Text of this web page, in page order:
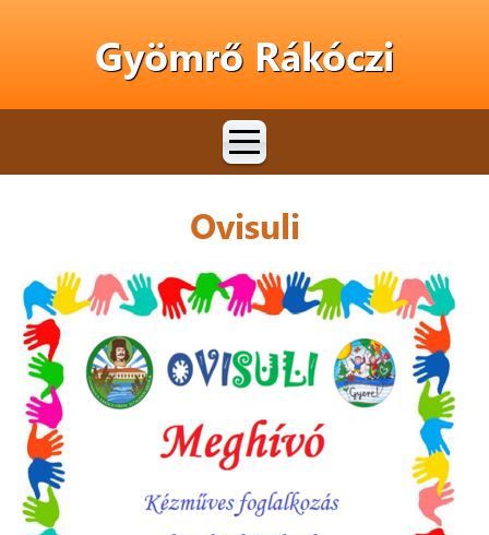
Gyömrő Rákóczi
Ovisuli